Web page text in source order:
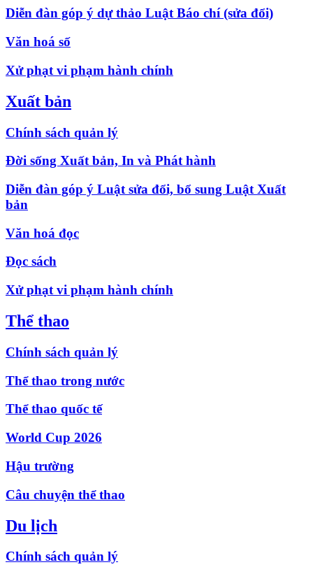
Diễn đàn góp ý dự thảo Luật Báo chí (sửa đổi)
Văn hoá số
Xử phạt vi phạm hành chính
Xuất bản
Chính sách quản lý
Đời sống Xuất bản, In và Phát hành
Diễn đàn góp ý Luật sửa đổi, bổ sung Luật Xuất
bản
Văn hoá đọc
Đọc sách
Xử phạt vi phạm hành chính
Thể thao
Chính sách quản lý
Thể thao trong nước
Thể thao quốc tế
World Cup 2026
Hậu trường
Câu chuyện thể thao
Du lịch
Chính sách quản lý